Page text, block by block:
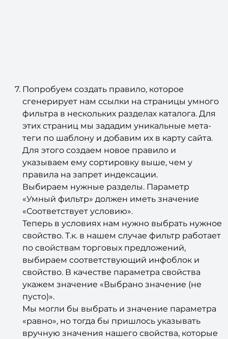
Попробуем создать правило, которое
сгенерирует нам ссылки на страницы умного
фильтра в нескольких разделах каталога. Для
этих страниц мы зададим уникальные мета-
теги по шаблону и добавим их в карту сайта.
Для этого создаем новое правило и
указываем ему сортировку выше, чем у
правила на запрет индексации.
Выбираем нужные разделы. Параметр
«Умный фильтр» должен иметь значение
«Соответствует условию».
Теперь в условиях нам нужно выбрать нужное
свойство. Т.к. в нашем случае фильтр работает
по свойствам торговых предложений,
выбираем соответствующий инфоблок и
свойство. В качестве параметра свойства
укажем значение «Выбрано значение (не
пусто)».
Мы могли бы выбрать и значение параметра
«равно», но тогда бы пришлось указывать
вручную значения нашего свойства, которые